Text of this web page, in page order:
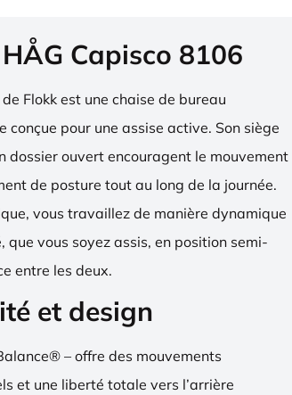
Capisco 8106
de Flokk est une chaise de bureau
conçue pour une assise active. Son siège
dossier ouvert encouragent le mouvement
de posture tout au long de la journée.
vous travaillez de manière dynamique
que vous soyez assis, en position semi-
entre les deux.
et design
– offre des mouvements
et une liberté totale vers l’arrière